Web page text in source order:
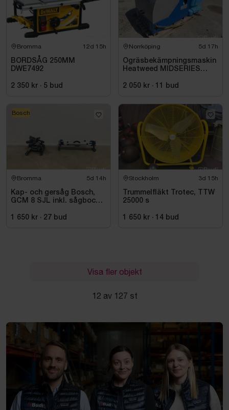
Bromma 12d 15h
BORDSÅG 250MM
DWE7492
2 350 kr · 5 bud
Norrköping 5d 17h
Ogräsbekämpningsmaskin
Heatweed MIDSERIES
2 050 kr · bud
Bromma 5d 14h
Kap- och gersåg Bosch,
GCM 8 SJL inkl. sågbock
1 650 kr · 27 bud
Bosch
Stockholm 3d 15h
Trummelfläkt Trotec, TTW
25000 s
1 650 kr · 14 bud
Visa fler objekt
12 av 127 st